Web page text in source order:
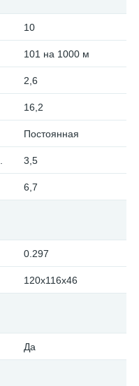
10
101 на 1000 м
2,6
16,2
Постоянная
3,5
6,7
0.297
120x116x46
Да